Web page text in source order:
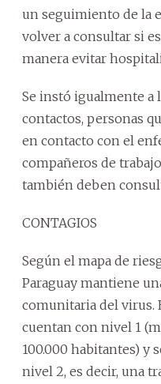
un seguimiento de la
volver a consultar si
manera evitar
Se instó igualmente a
contactos, personas
en contacto con el
compañeros de
también deben
CONTAGIOS
Según el mapa de
Paraguay mantiene
comunitaria del virus.
cuentan con nivel 1
100.000 habitantes) y
nivel 2, es decir, una